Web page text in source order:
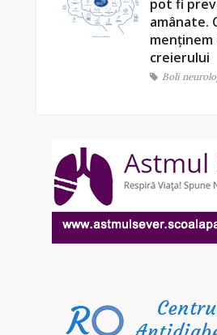
pot fi
amânate.
creierului
Boli